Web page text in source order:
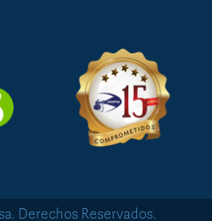
Derechos Reservados.